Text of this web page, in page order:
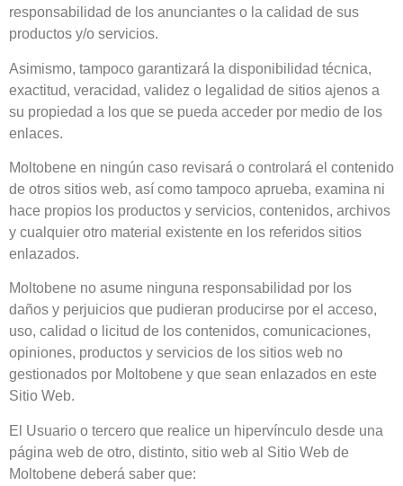
responsabilidad de los anunciantes o la calidad de sus
productos y/o servicios.
Asimismo, tampoco garantizará la disponibilidad técnica,
exactitud, veracidad, validez o legalidad de sitios ajenos a
su propiedad a los que se pueda acceder por medio de los
enlaces.
Moltobene en ningún caso revisará o controlará el contenido
de otros sitios web, así como tampoco aprueba, examina ni
hace propios los productos y servicios, contenidos, archivos
y cualquier otro material existente en los referidos sitios
enlazados.
Moltobene no asume ninguna responsabilidad por los
daños y perjuicios que pudieran producirse por el acceso,
uso, calidad o licitud de los contenidos, comunicaciones,
opiniones, productos y servicios de los sitios web no
gestionados por Moltobene y que sean enlazados en este
Sitio Web.
El Usuario o tercero que realice un hipervínculo desde una
página web de otro, distinto, sitio web al Sitio Web de
Moltobene deberá saber que: